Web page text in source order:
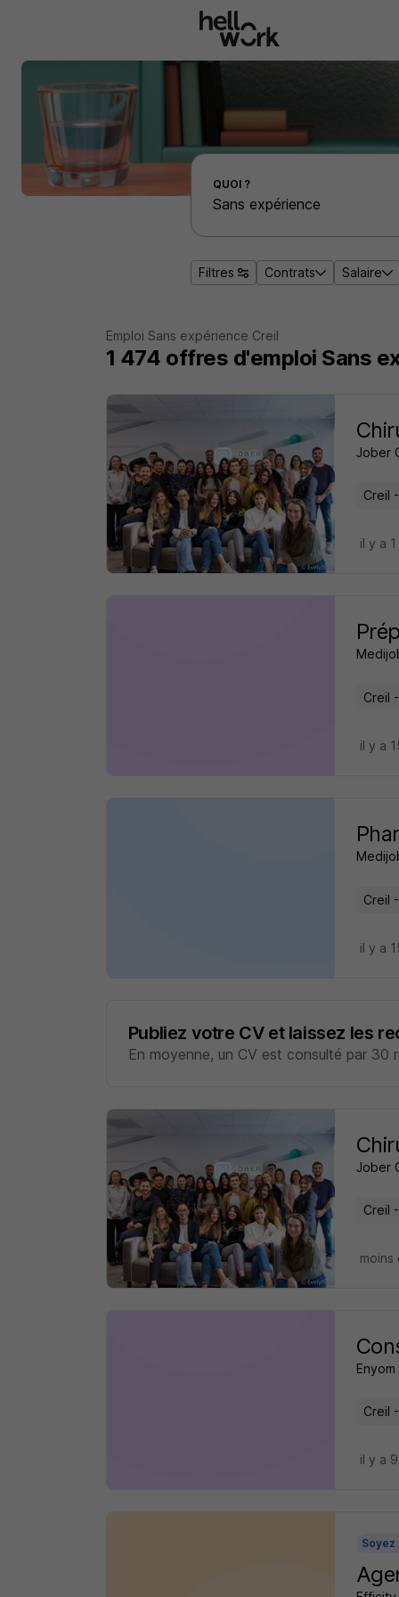
Effectuer une recherche d'emploi par localité
QUOI ?
Filtres Contrats Salaire
Emploi Sans expérience Creil
1 474 offres d'emploi Sans
Jober
Creil
il y a
Creil
il y a
Creil
il y a
Publiez votre CV et laissez les
En moyenne, un CV est consulté par 30
Jober
Creil
moins
Creil
il y a
Soyez